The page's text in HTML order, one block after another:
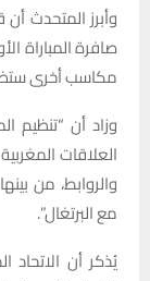
وأبرز المتحدث
مكاسب أخرى
وزاد أن
العلاقات
والروابط، من
مع البرتغال”.
يُذكر أن الاتحاد